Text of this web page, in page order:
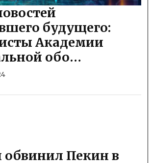
будущего:
Академии
обо…
обвинил Пекин в